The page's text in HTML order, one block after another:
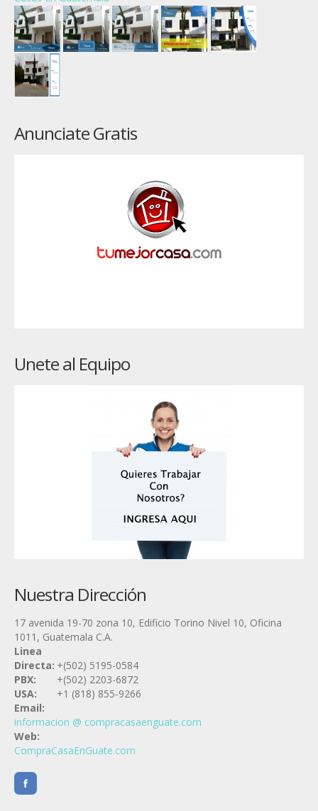
Anunciate Gratis
Unete al Equipo
Nuestra Dirección
17 avenida 19-70 zona 10, Edificio Torino Nivel 10, Oficina
1011, Guatemala C.A.
Linea
Directa: +(502) 5195-0584
PBX:
+(502) 2203-6872
USA:
+1 (818) 855-9266
Email:
informacion @ compracasaenguate.com
Web:
CompraCasaEnGuate.com